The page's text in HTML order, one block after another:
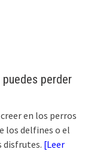
perder
en los perros
los delfines o el
disfrutes. [Leer